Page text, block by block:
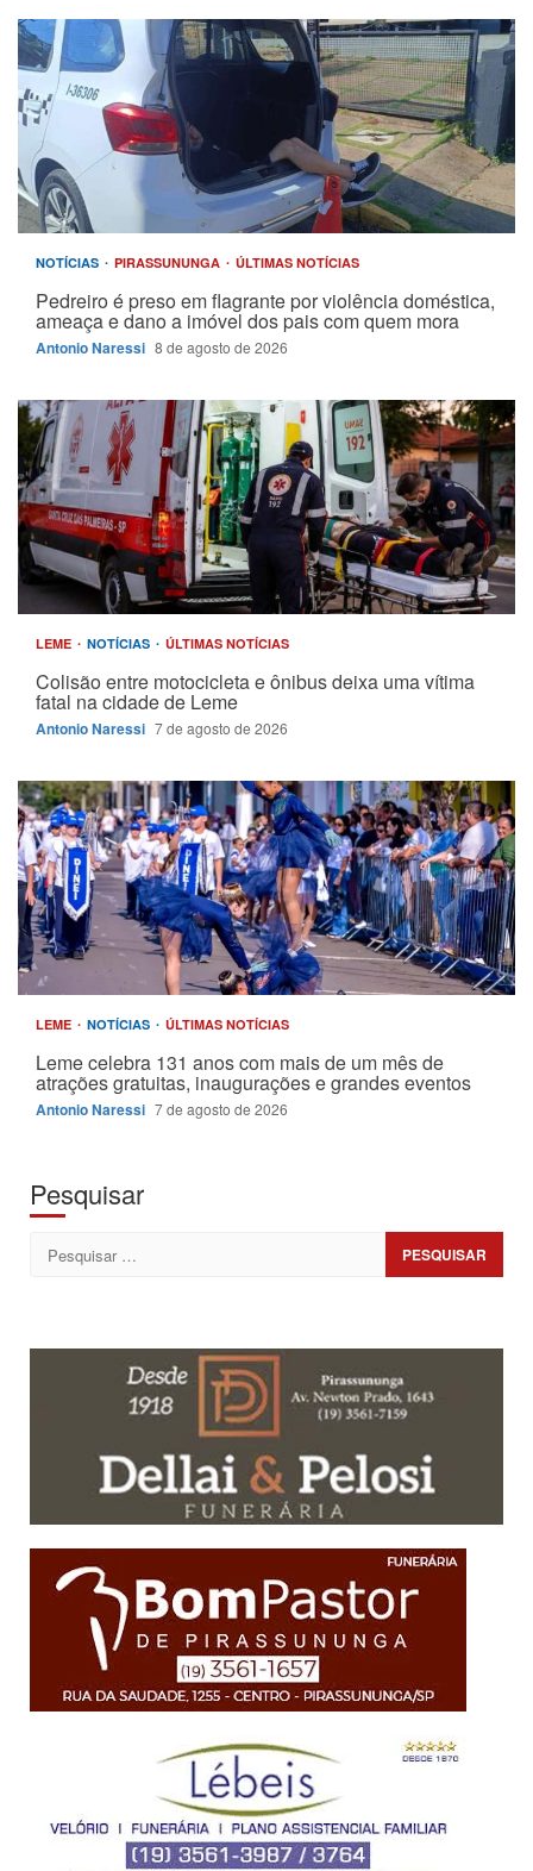
NOTÍCIAS PIRASSUNUNGA ÚLTIMAS NOTÍCIAS
Pedreiro é preso em flagrante por violência doméstica,
ameaça e dano a imóvel dos pais com quem mora
Antonio Naressi 8 de agosto de 2026
LEME NOTÍCIAS ÚLTIMAS NOTÍCIAS
Colisão entre motocicleta e ônibus deixa uma vítima
fatal na cidade de Leme
Antonio Naressi 7 de agosto de 2026
LEME NOTÍCIAS ÚLTIMAS NOTÍCIAS
Leme celebra 131 anos com mais de um mês de
atrações gratuitas, inaugurações e grandes eventos
Antonio Naressi 7 de agosto de 2026
Pesquisar
Pesquisar